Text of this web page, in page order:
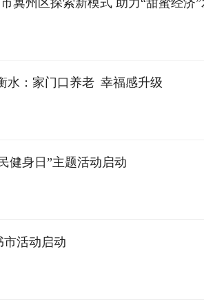
冀州区探索新模式 助力“甜蜜经济
水：家门口养老 幸福感升级
健身日”主题活动启动
市活动启动